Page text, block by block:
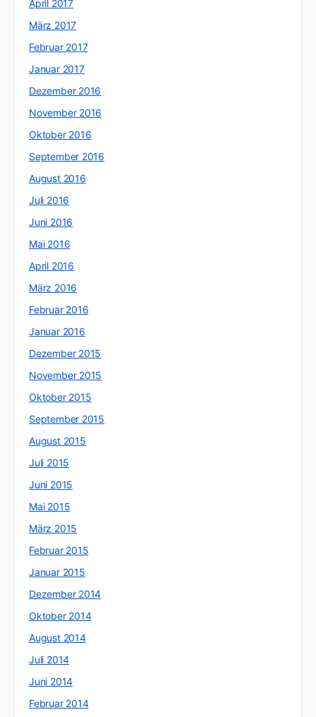
April 2017
März 2017
Februar 2017
Januar 2017
Dezember 2016
November 2016
Oktober 2016
September 2016
August 2016
Juli 2016
Juni 2016
Mai 2016
April 2016
März 2016
Februar 2016
Januar 2016
Dezember 2015
November 2015
Oktober 2015
September 2015
August 2015
Juli 2015
Juni 2015
Mai 2015
März 2015
Februar 2015
Januar 2015
Dezember 2014
Oktober 2014
August 2014
Juli 2014
Juni 2014
Februar 2014